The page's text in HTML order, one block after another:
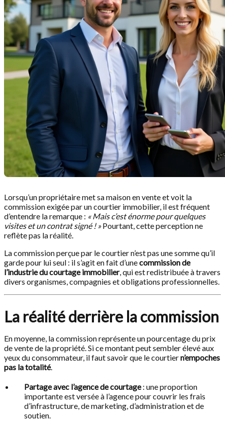
Lorsqu’un propriétaire met sa maison en vente et voit la
commission exigée par un courtier immobilier, il est fréquent
d’entendre la remarque : « Mais c’est énorme pour quelques
visites et un contrat signé ! »Pourtant, cette perception ne
reflète pas la réalité.
La commission perçue par le courtier n’est pas une somme qu’il
garde pour lui seul : il s’agit en fait d’unecommission de
l’industrie du courtage immobilier, qui est redistribuée à travers
divers organismes, compagnies et obligations professionnelles.
La réalité derrière la commission
En moyenne, la commission représente un pourcentage du prix
de vente de la propriété. Si ce montant peut sembler élevé aux
yeux du consommateur, il faut savoir que le courtiern’empoches
pas la totalité.
Partage avec l’agence de courtage: une proportion
importante est versée à l’agence pour couvrir les frais
d’infrastructure, de marketing, d’administration et de
soutien.